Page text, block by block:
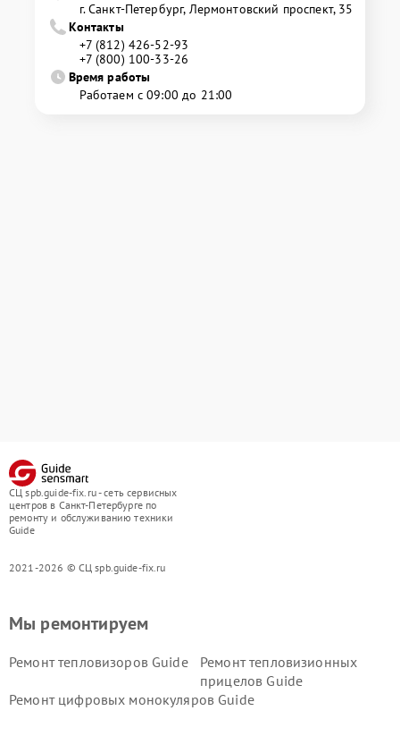
г. Санкт-Петербург, Лермонтовский проспект, 35
Контакты
+7 (812) 426-52-93
+7 (800) 100-33-26
Время работы
Работаем с 09:00 до 21:00
СЦ spb.guide-fix.ru - сеть сервисных
центров в Санкт-Петербурге по
ремонту и обслуживанию техники
Guide
2021-2026 © СЦ spb.guide-fix.ru
Мы ремонтируем
Ремонт тепловизоров Guide
Ремонт тепловизионных
прицелов Guide
Ремонт цифровых монокуляров Guide